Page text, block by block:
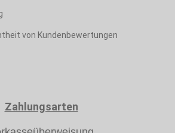
von Kundenbewertungen
Zahlungsarten